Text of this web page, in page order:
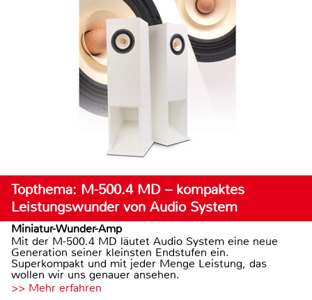
Topthema: M-500.4 MD – kompaktes
Leistungswunder von Audio System
Miniatur-Wunder-Amp
Mit der M-500.4 MD läutet Audio System eine neue
Generation seiner kleinsten Endstufen ein.
Superkompakt und mit jeder Menge Leistung, das
wollen wir uns genauer ansehen.
>> Mehr erfahren